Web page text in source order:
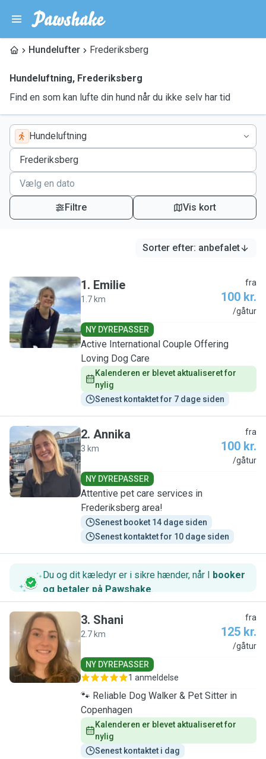
Hundelufter Frederiksberg
Hundeluftning, Frederiksberg
Find en som kan lufte din hund når du ikke selv har tid
Hundeluftning
Filtre Vis kort
Sorter efter: anbefalet
E
1. Emilie
1.7 km
fra
100 kr.
/gåtur
NY DYREPASSER
Active International Couple Offering
Loving Dog Care
Kalenderen er blevet aktualiseret for
nylig
Senest kontaktet for 7 dage siden
A
2. Annika
3 km
fra
100 kr.
/gåtur
NY DYREPASSER
Attentive pet care services in
Frederiksberg area!
Senest booket 14 dage siden
Senest kontaktet for 10 dage siden
Du og dit kæledyr er i sikre hænder, når I booker
og betaler på Pawshake.
S
3. Shani
2.7 km
fra
125 kr.
/gåtur
NY DYREPASSER
1 anmeldelse
🐾 Reliable Dog Walker & Pet Sitter in
Copenhagen
Kalenderen er blevet aktualiseret for
nylig
Senest kontaktet i dag